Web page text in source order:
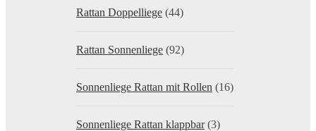
Rattan Doppelliege (44)
Rattan Sonnenliege (92)
Sonnenliege Rattan mit Rollen (16)
Sonnenliege Rattan klappbar (3)